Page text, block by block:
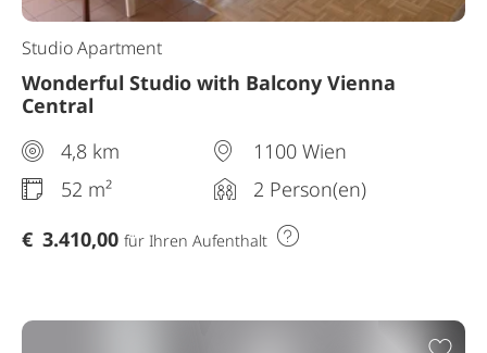
Studio Apartment
Wonderful Studio with Balcony Vienna
Central
4,8 km
1100 Wien
52 m²
2 Person(en)
€ 3.410,00 für Ihren Aufenthalt